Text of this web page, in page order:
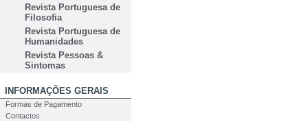
Revista Portuguesa de
Filosofia
Revista Portuguesa de
Humanidades
Revista Pessoas &
Sintomas
INFORMAÇÕES GERAIS
Formas de Pagamento
Contactos